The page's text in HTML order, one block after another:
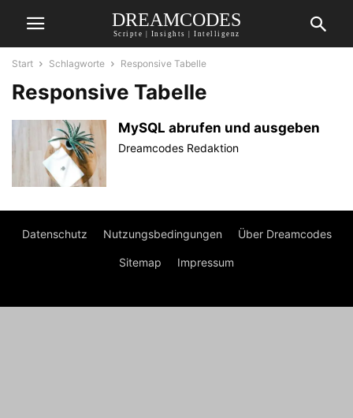
DREAMCODES
Scripte | Insights | Intelligenz
Start Schlagworte Responsive Tabelle
Responsive Tabelle
MySQL abrufen und ausgeben
Dreamcodes Redaktion
Datenschutz Nutzungsbedingungen Über Dreamcodes
Sitemap Impressum